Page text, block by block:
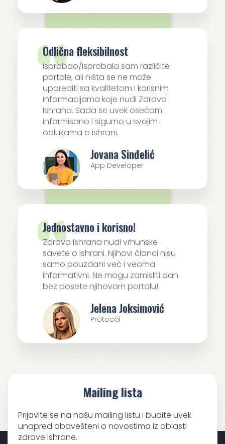
Odlična fleksibilnost
Isprobao/Isprobala sam različite
portale, ali ništa se ne može
uporediti sa kvalitetom i korisnim
informacijama koje nudi Zdrava
Ishrana. Sada se uvek osećam
informisano i sigurno u svojim
odlukama o ishrani.
Jovana Sinđelić
App Developer
Jednostavno i korisno!
Zdrava Ishrana nudi vrhunske
savete o ishrani. Njihovi članci nisu
samo pouzdani već i veoma
informativni. Ne mogu zamisliti dan
bez posete njihovom portalu!
Jelena Joksimović
Protocol
Mailing lista
Prijavite se na našu mailing listu i budite uvek
unapred obavešteni o novostima iz oblasti
zdrave ishrane.